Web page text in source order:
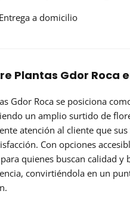
Entrega a domicilio
Plantas Gdor Roca
Gdor Roca se posiciona
un amplio surtido de
atención al cliente que
Con opciones
quienes buscan calidad
convirtiéndola en un